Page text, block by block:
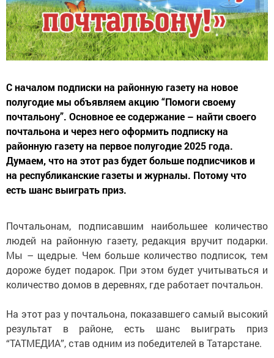
С началом подписки на районную газету на новое
полугодие мы объявляем акцию “Помоги своему
почтальону”. Основное ее содержание – найти своего
почтальона и через него оформить подписку на
районную газету на первое полугодие 2025 года.
Думаем, что на этот раз будет больше подписчиков и
на республиканские газеты и журналы. Потому что
есть шанс выиграть приз.
Почтальонам, подписавшим наибольшее количество
людей на районную газету, редакция вручит подарки.
Мы – щедрые. Чем больше количество подписок, тем
дороже будет подарок. При этом будет учитываться и
количество домов в деревнях, где работает почтальон.
На этот раз у почтальона, показавшего самый высокий
результат в районе, есть шанс выиграть приз
“ТАТМЕДИА”, став одним из победителей в Татарстане.